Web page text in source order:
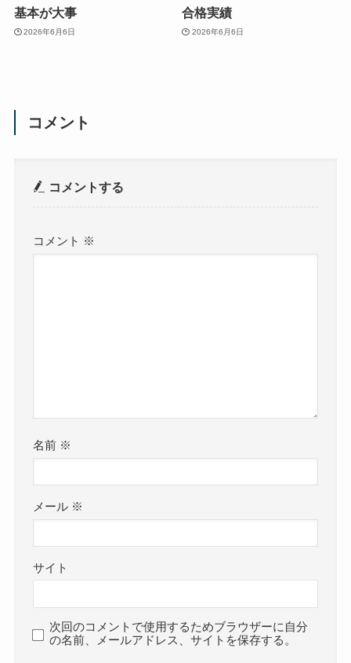
基本が大事
2026年6月6日
合格実績
2026年6月6日
コメント
コメントする
コメント ※
名前 ※
メール ※
サイト
次回のコメントで使用するためブラウザーに自分
の名前、メールアドレス、サイトを保存する。